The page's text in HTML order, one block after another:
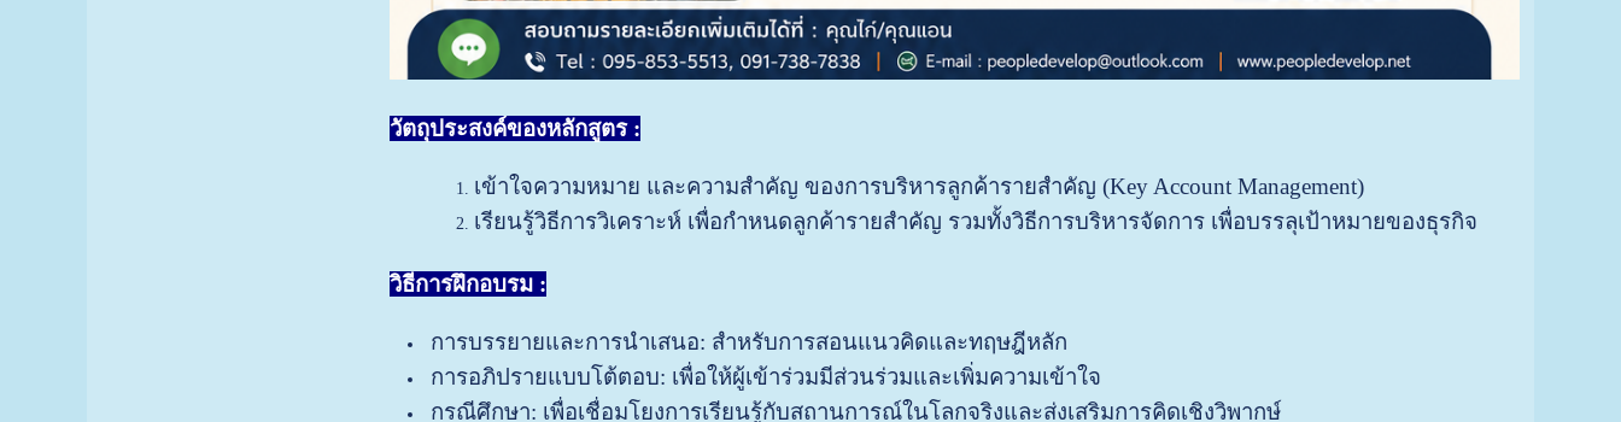
วัตถุประสงค์ของหลักสูตร :
เข้าใจความหมาย และความสำคัญ ของการบริหารลูกค้ารายสำคัญ (Key Account Management)
เรียนรู้วิธีการวิเคราะห์ เพื่อกำหนดลูกค้ารายสำคัญ รวมทั้งวิธีการบริหารจัดการ เพื่อบรรลุเป้าหมายของธุรกิจ
วิธีการฝึกอบรม :
การบรรยายและการนำเสนอ: สำหรับการสอนแนวคิดและทฤษฎีหลัก
การอภิปรายแบบโต้ตอบ: เพื่อให้ผู้เข้าร่วมมีส่วนร่วมและเพิ่มความเข้าใจ
กรณีศึกษา: เพื่อเชื่อมโยงการเรียนรู้กับสถานการณ์ในโลกจริงและส่งเสริมการคิดเชิงวิพากษ์